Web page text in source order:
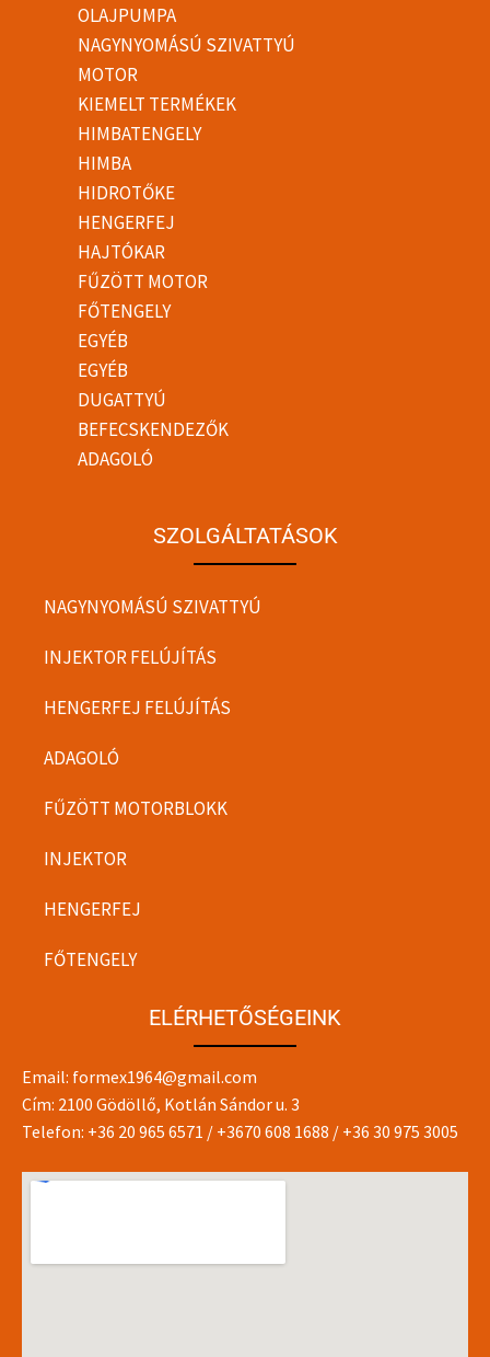
OLAJPUMPA
NAGYNYOMÁSÚ SZIVATTYÚ
MOTOR
KIEMELT TERMÉKEK
HIMBATENGELY
HIMBA
HIDROTŐKE
HENGERFEJ
HAJTÓKAR
FŰZÖTT MOTOR
FŐTENGELY
EGYÉB
EGYÉB
DUGATTYÚ
BEFECSKENDEZŐK
ADAGOLÓ
SZOLGÁLTATÁSOK
NAGYNYOMÁSÚ SZIVATTYÚ
INJEKTOR FELÚJÍTÁS
HENGERFEJ FELÚJÍTÁS
ADAGOLÓ
FŰZÖTT MOTORBLOKK
INJEKTOR
HENGERFEJ
FŐTENGELY
ELÉRHETŐSÉGEINK
Email: formex1964@gmail.com
Cím: 2100 Gödöllő, Kotlán Sándor u. 3
Telefon: +36 20 965 6571 / +3670 608 1688 / +36 30 975 3005